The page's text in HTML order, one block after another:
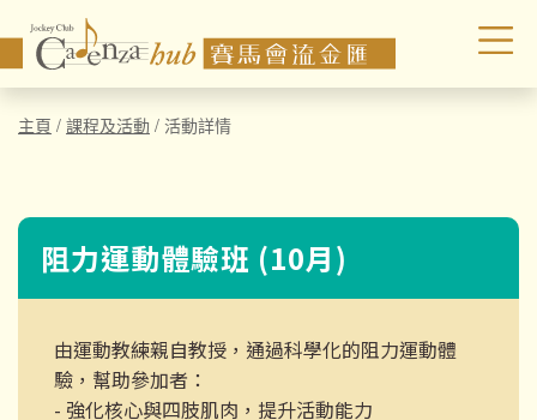
主頁 / 課程及活動 / 活動詳情
阻力運動體驗班 (10月)
由運動教練親自教授，通過科學化的阻力運動體
驗，幫助參加者：
- 強化核心與四肢肌肉，提升活動能力